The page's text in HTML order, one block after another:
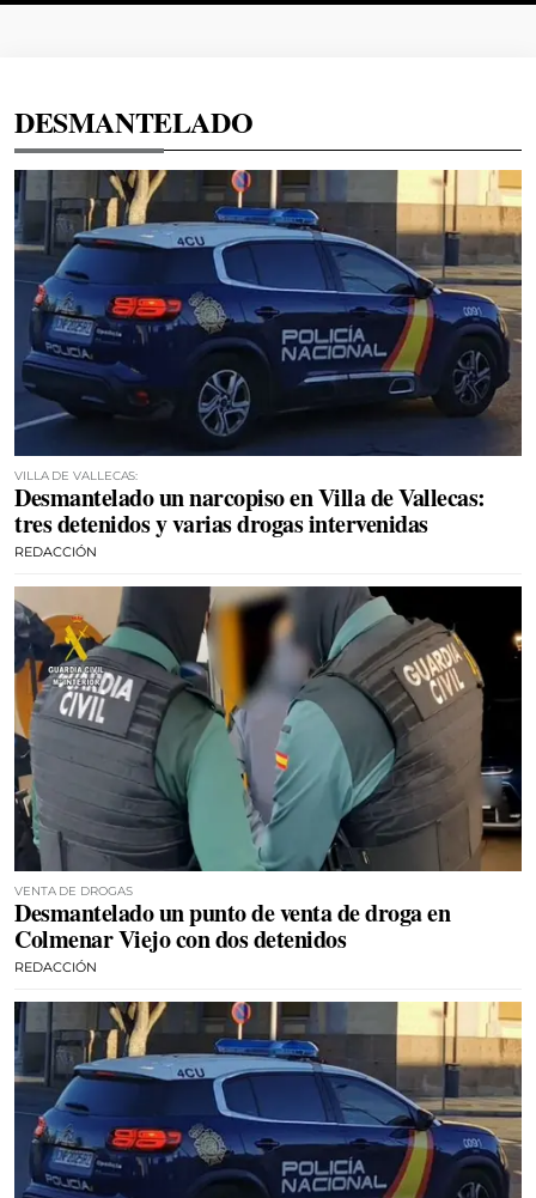
DESMANTELADO
VILLA DE VALLECAS:
Desmantelado un narcopiso en Villa de Vallecas:
tres detenidos y varias drogas intervenidas
REDACCIÓN
VENTA DE DROGAS
Desmantelado un punto de venta de droga en
Colmenar Viejo con dos detenidos
REDACCIÓN